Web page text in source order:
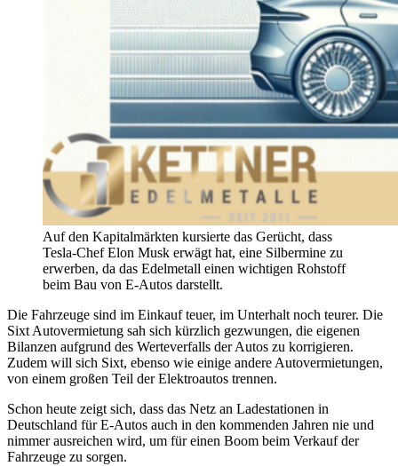
Auf den Kapitalmärkten kursierte das Gerücht, dass
Tesla-Chef Elon Musk erwägt hat, eine Silbermine zu
erwerben, da das Edelmetall einen wichtigen Rohstoff
beim Bau von E-Autos darstellt.
Die Fahrzeuge sind im Einkauf teuer, im Unterhalt noch teurer. Die
Sixt Autovermietung sah sich kürzlich gezwungen, die eigenen
Bilanzen aufgrund des Werteverfalls der Autos zu korrigieren.
Zudem will sich Sixt, ebenso wie einige andere Autovermietungen,
von einem großen Teil der Elektroautos trennen.
Schon heute zeigt sich, dass das Netz an Ladestationen in
Deutschland für E-Autos auch in den kommenden Jahren nie und
nimmer ausreichen wird, um für einen Boom beim Verkauf der
Fahrzeuge zu sorgen.